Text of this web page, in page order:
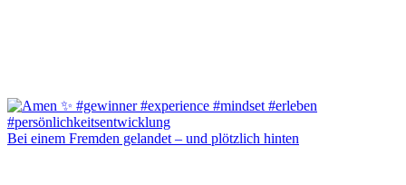
Bei einem Fremden gelandet – und plötzlich hinten